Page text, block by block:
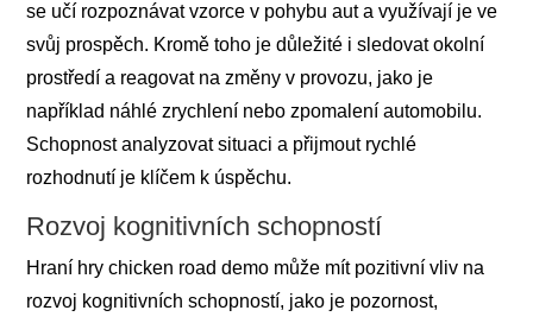
se učí rozpoznávat vzorce v pohybu aut a využívají je ve
svůj prospěch. Kromě toho je důležité i sledovat okolní
prostředí a reagovat na změny v provozu, jako je
například náhlé zrychlení nebo zpomalení automobilu.
Schopnost analyzovat situaci a přijmout rychlé
rozhodnutí je klíčem k úspěchu.
Rozvoj kognitivních schopností
Hraní hry chicken road demo může mít pozitivní vliv na
rozvoj kognitivních schopností, jako je pozornost,